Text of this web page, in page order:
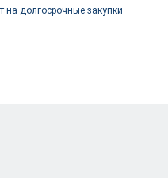
на долгосрочные закупки